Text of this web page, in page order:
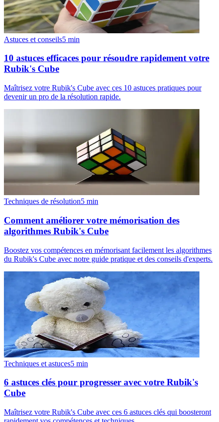
Astuces et conseils5 min
10 astuces efficaces pour résoudre rapidement votre
Rubik's Cube
Maîtrisez votre Rubik's Cube avec ces 10 astuces pratiques pour
devenir un pro de la résolution rapide.
Techniques de résolution5 min
Comment améliorer votre mémorisation des
algorithmes Rubik's Cube
Boostez vos compétences en mémorisant facilement les algorithmes
du Rubik's Cube avec notre guide pratique et des conseils d'experts.
Techniques et astuces5 min
6 astuces clés pour progresser avec votre Rubik's
Cube
Maîtrisez votre Rubik's Cube avec ces 6 astuces clés qui boosteront